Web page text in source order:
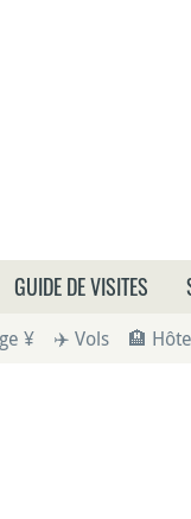
GUIDE DE VISITES
¥ ✈️ Vols 🏨